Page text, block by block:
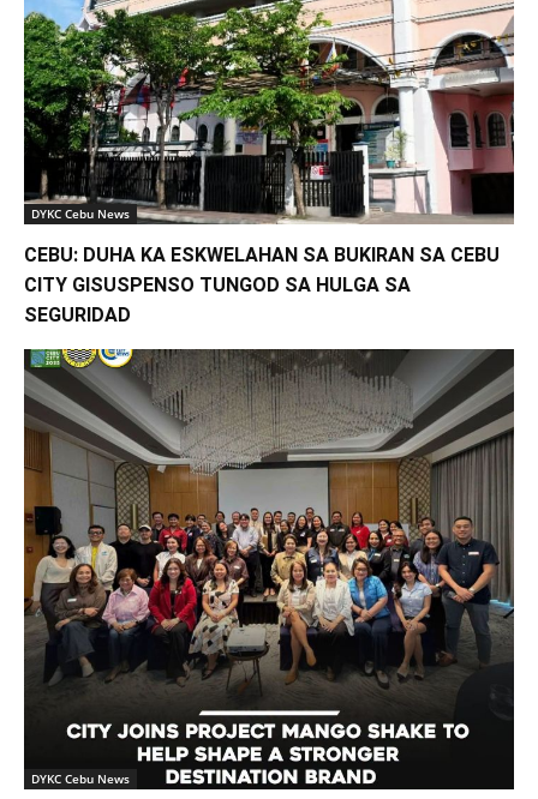
DYKC Cebu News
CEBU: DUHA KA ESKWELAHAN SA BUKIRAN SA CEBU
CITY GISUSPENSO TUNGOD SA HULGA SA
SEGURIDAD
DYKC Cebu News